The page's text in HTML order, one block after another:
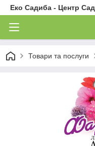
Еко Садиба - Центр
Товари та послуги